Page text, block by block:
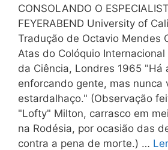
CONSOLANDO O
FEYERABEND University of
Tradução de Octavio Mendes
Atas do Colóquio
da Ciência, Londres 1965 "Há
enforcando gente, mas nunca
estardalhaço." (Observação
"Lofty" Milton, carrasco em
na Rodésia, por ocasião das
contra a pena de morte.) …